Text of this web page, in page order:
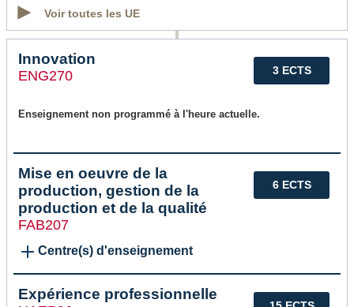
Voir toutes les UE
3 ECTS
Innovation
ENG270
Enseignement non programmé à l'heure actuelle.
6 ECTS
Mise en oeuvre de la
production, gestion de la
production et de la qualité
FAB207
Centre(s) d'enseignement
Expérience professionnelle